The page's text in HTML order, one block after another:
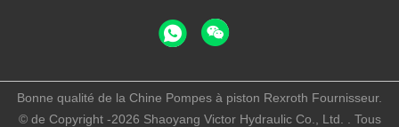
Bonne qualité de la Chine Pompes à piston Rexroth Fournisseur.
© de Copyright -2026 Shaoyang Victor Hydraulic Co., Ltd. . Tous